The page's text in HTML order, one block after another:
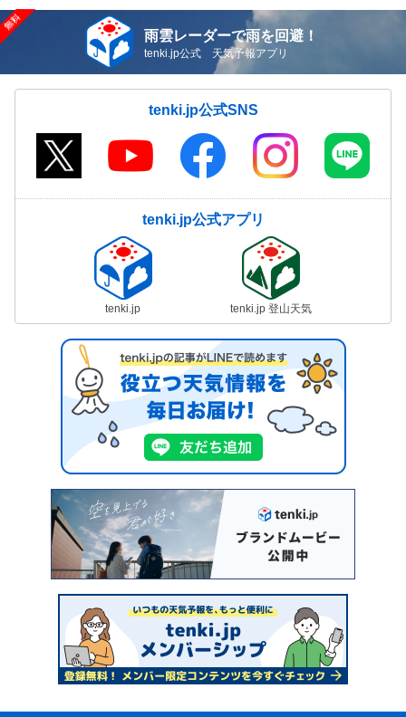
雨雲レーダーで雨を回避！
tenki.jp公式 天気予報アプリ
tenki.jp公式SNS
tenki.jp公式アプリ
tenki.jp tenki.jp 登山天気